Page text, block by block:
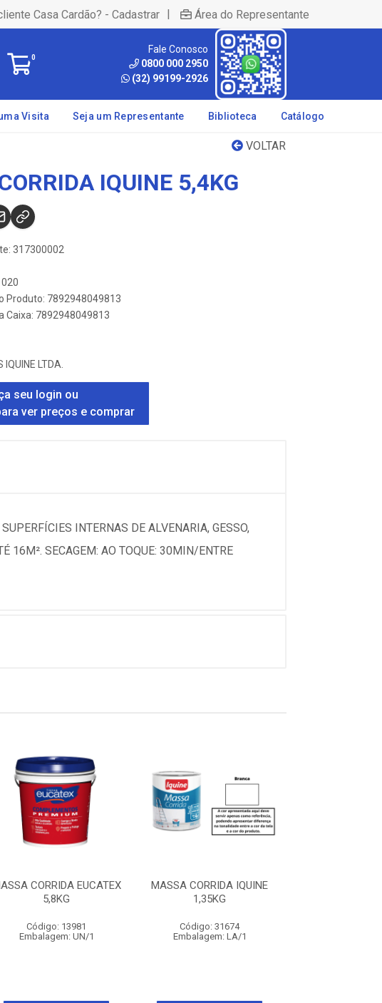
Casa Cardão? - Cadastrar | Área do Representante
0
Fale Conosco
0800 000 2950
(32) 99199-2926
Visita Seja um Representante Biblioteca Catálogo
VOLTAR
IQUINE 5,4KG
317300002
Produto: 7892948049813
Caixa: 7892948049813
IQUINE LTDA.
seu login ou
ver preços e comprar
INTERNAS DE ALVENARIA, GESSO,
16M². SECAGEM: AO TOQUE: 30MIN/ENTRE
CORRIDA EUCATEX
5,8KG
Código: 13981
Embalagem: UN/1
MASSA CORRIDA IQUINE
1,35KG
Código: 31674
Embalagem: LA/1